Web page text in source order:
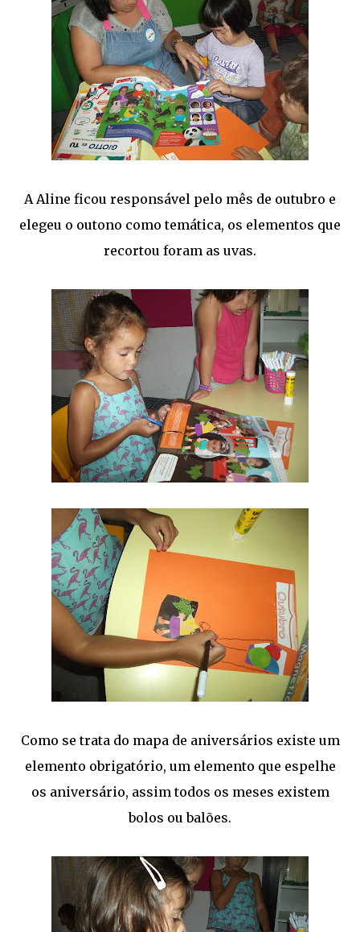
A Aline ficou responsável pelo mês de outubro e
elegeu o outono como temática, os elementos que
recortou foram as uvas.
Como se trata do mapa de aniversários existe um
elemento obrigatório, um elemento que espelhe
os aniversário, assim todos os meses existem
bolos ou balões.